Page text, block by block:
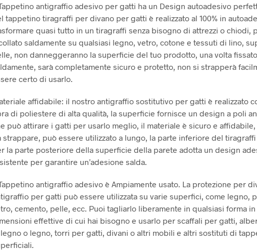
antigraffio adesivo per gatti ha un Design autoadesivo
tappetino tiragraffi per divano per gatti è realizzato al 100% in
quasi tutto in un tiragraffi senza bisogno di attrezzi o chiodi,
saldamente su qualsiasi legno, vetro, cotone e tessuti di lino,
non danneggeranno la superficie del tuo prodotto, una volta fissato
sarà completamente sicuro e protetto, non si strapperà
certo di usarlo.
affidabile: il nostro antigraffio sostitutivo per gatti è realizzato
di poliestere di alta qualità, la superficie fornisce un design a poli
può attirare i gatti per usarlo meglio, il materiale è sicuro e
strappare, può essere utilizzato a lungo, la parte inferiore del
la parte posteriore della superficie della parete adotta un design
per garantire un’adesione salda.
antigraffio adesivo è Ampiamente usato. La protezione per
per gatti può essere utilizzata su varie superfici, come legno,
cemento, pelle, ecc. Puoi tagliarlo liberamente in qualsiasi forma
effettive di cui hai bisogno e usarlo per scaffali per gatti,
o legno, torri per gatti, divani o altri mobili e altri sostituti di